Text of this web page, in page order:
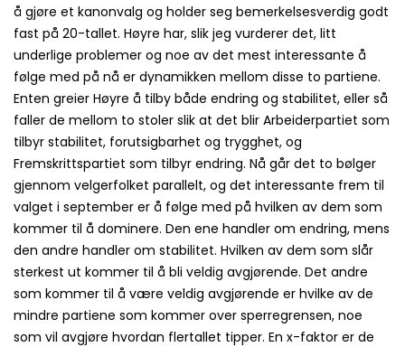
å gjøre et kanonvalg og holder seg bemerkelsesverdig godt
fast på 20-tallet. Høyre har, slik jeg vurderer det, litt
underlige problemer og noe av det mest interessante å
følge med på nå er dynamikken mellom disse to partiene.
Enten greier Høyre å tilby både endring og stabilitet, eller så
faller de mellom to stoler slik at det blir Arbeiderpartiet som
tilbyr stabilitet, forutsigbarhet og trygghet, og
Fremskrittspartiet som tilbyr endring. Nå går det to bølger
gjennom velgerfolket parallelt, og det interessante frem til
valget i september er å følge med på hvilken av dem som
kommer til å dominere. Den ene handler om endring, mens
den andre handler om stabilitet. Hvilken av dem som slår
sterkest ut kommer til å bli veldig avgjørende. Det andre
som kommer til å være veldig avgjørende er hvilke av de
mindre partiene som kommer over sperregrensen, noe
som vil avgjøre hvordan flertallet tipper. En x-faktor er de